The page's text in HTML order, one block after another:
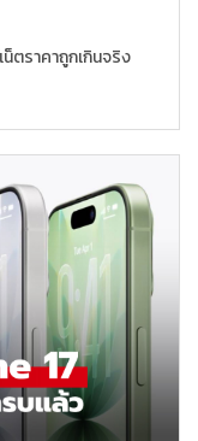
ตราคาถูกเกินจริง